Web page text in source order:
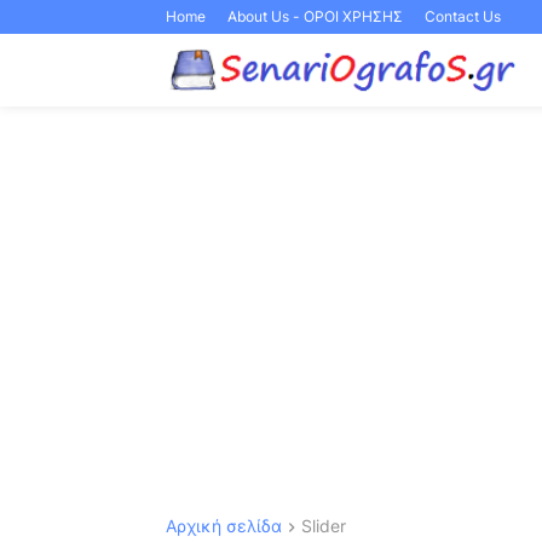
Home About Us - ΟΡΟΙ ΧΡΗΣΗΣ Contact Us
Αρχική σελίδα Slider